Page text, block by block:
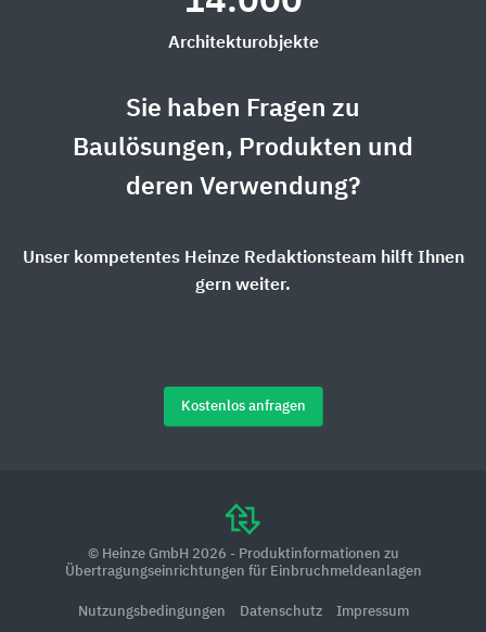
Architekturobjekte
Sie haben Fragen zu
Baulösungen, Produkten und
deren Verwendung?
Unser kompetentes Heinze Redaktionsteam hilft Ihnen
gern weiter.
Kostenlos anfragen
© Heinze GmbH 2026 - Produktinformationen zu
Übertragungseinrichtungen für Einbruchmeldeanlagen
Nutzungsbedingungen Datenschutz Impressum